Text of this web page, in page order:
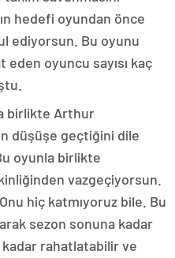
hedefi oyundan önce
ediyorsun. Bu oyunu
oyuncu sayısı kaç
birlikte Arthur
düşüşe geçtiğini dile
oyunla birlikte
vazgeçiyorsun.
hiç katmıyoruz bile. Bu
sezon sonuna kadar
kadar rahatlatabilir ve